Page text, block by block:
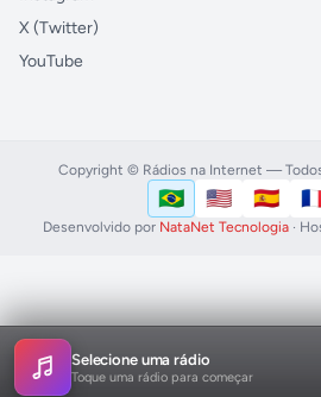
X (Twitter)
YouTube
Copyright © Rádios na Internet —
Idioma
🇧🇷Português
🇺🇸English
🇪🇸
Desenvolvido por NataNet Tecnologia ·
Selecione uma rádio
Toque uma rádio para começar